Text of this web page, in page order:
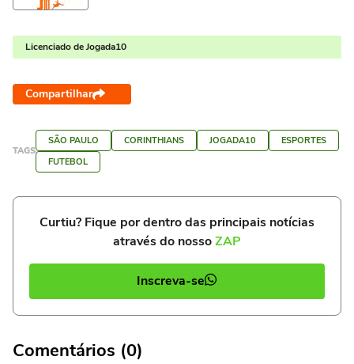
Licenciado de Jogada10
Compartilhar
TAGS
SÃO PAULO CORINTHIANS JOGADA10
ESPORTES
FUTEBOL
Curtiu? Fique por dentro das principais notícias
através do nossoZAP
Inscreva-se
Comentários (0)